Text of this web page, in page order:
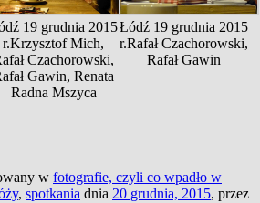
19 grudnia 2015
r.Krzysztof Mich,
Czachorowski,
Gawin, Renata
Radna Mszyca
Łódź 19 grudnia 2015
r.Rafał Czachorowski,
Rafał Gawin
w fotografie, czyli co wpadło w
, spotkania dnia 20 grudnia, 2015, przez